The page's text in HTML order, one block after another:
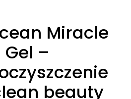
Miracle
–
beauty